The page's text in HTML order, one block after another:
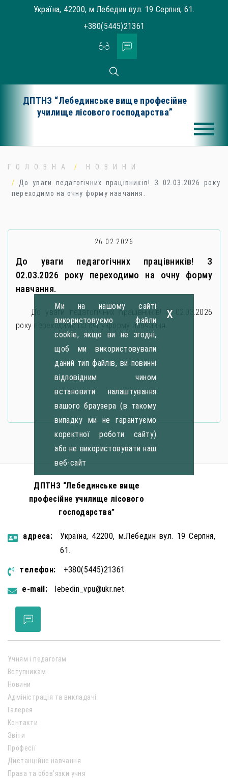
Україна, 42200, м.Лебедин вул. 19 Серпня, 61.
+380(5445)21361
ДПТНЗ “Лебединське вище професійне
училище лісового господарства”
ГОЛОВНА
НОВИНИ
До уваги педагогічних працівників! З 02.03.2026 року
переходимо на очну форму навчання.
26.02.2026
До уваги педагогічних працівників! З
02.03.2026 року переходимо на очну форму
навчання.
До уваги педагогічних працівників! З 02.03.2026
року переходимо на очну форму навчання.
Ми на нашому сайті
використовуємо файли
cookie, якщо ви не згодні,
щоб ми використовували
даний тип файлів, ви повинні
відповідним чином
встановити налаштування
вашого браузера (в такому
випадку ми не гарантуємо
коректної роботи сайту)
або не використовувати наш
веб-сайт
x
ДПТНЗ “Лебединське вище
професійне училище лісового
господарства”
aдресa:
Україна, 42200, м.Лебедин вул. 19 Серпня,
61.
телефон:
+380(5445)21361
e-mail:
lebedin_vpu@ukr.net
Учням і педагогам
Вступникам
Новини
Адміністрація та викладачі
Галерея
Контакти
Звіти
Професії
Дистанційне навчання
Права та обов’язки учня